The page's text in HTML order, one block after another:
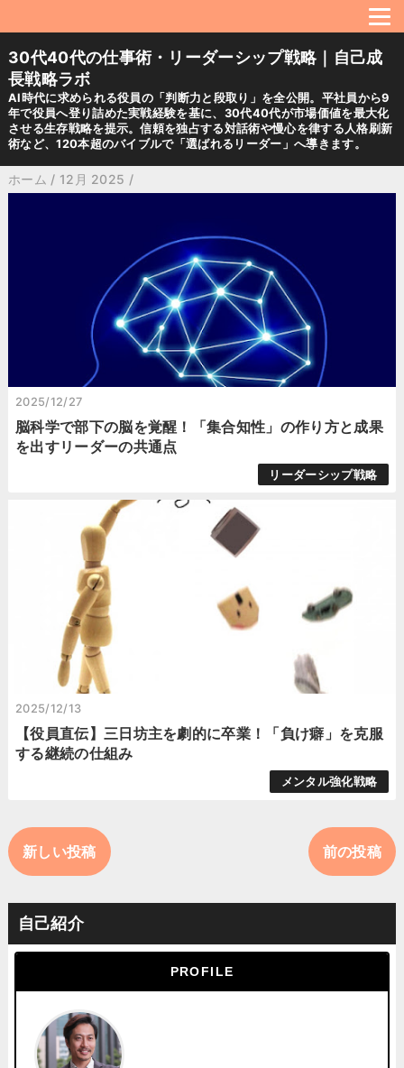
30代40代の仕事術・リーダーシップ戦略｜自己成
長戦略ラボ
AI時代に求められる役員の「判断力と段取り」を全公開。平社員から9
年で役員へ登り詰めた実戦経験を基に、30代40代が市場価値を最大化
させる生存戦略を提示。信頼を独占する対話術や慢心を律する人格刷新
術など、120本超のバイブルで「選ばれるリーダー」へ導きます。
ホーム / 12月 2025 /
2025/12/27
脳科学で部下の脳を覚醒！「集合知性」の作り方と成果
を出すリーダーの共通点
リーダーシップ戦略
2025/12/13
【役員直伝】三日坊主を劇的に卒業！「負け癖」を克服
する継続の仕組み
メンタル強化戦略
新しい投稿 前の投稿
自己紹介
PROFILE